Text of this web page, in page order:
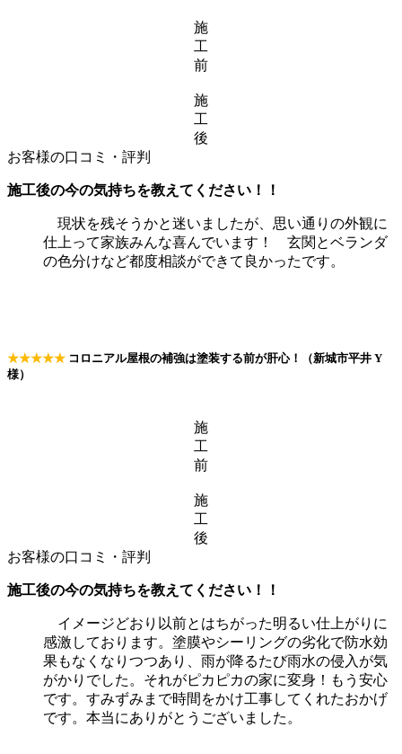
施
工
前
施
工
後
お客様の口コミ・評判
施工後の今の気持ちを教えてください！！
現状を残そうかと迷いましたが、思い通りの外観に
仕上って家族みんな喜んでいます！ 玄関とベランダ
の色分けなど都度相談ができて良かったです。
★★★★★ コロニアル屋根の補強は塗装する前が肝心！（新城市平井 Y
様）
施
工
前
施
工
後
お客様の口コミ・評判
施工後の今の気持ちを教えてください！！
イメージどおり以前とはちがった明るい仕上がりに
感激しております。塗膜やシーリングの劣化で防水効
果もなくなりつつあり、雨が降るたび雨水の侵入が気
がかりでした。それがピカピカの家に変身！もう安心
です。すみずみまで時間をかけ工事してくれたおかげ
です。本当にありがとうございました。